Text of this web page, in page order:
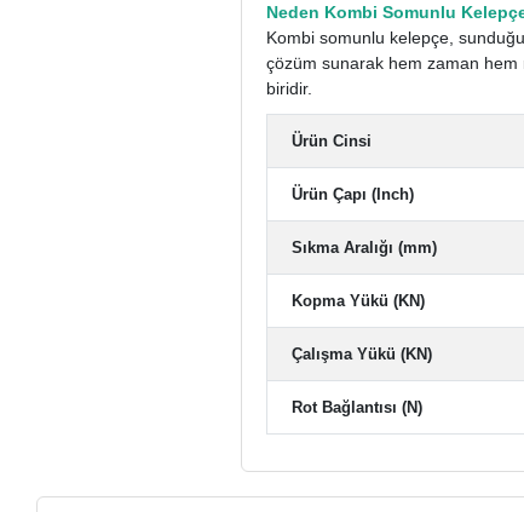
Neden Kombi Somunlu
Kombi somunlu kelepçe,
çözüm sunarak hem zaman hem
biridir.
Ürün Cinsi
Ürün Çapı (Inch)
Sıkma Aralığı (mm)
Kopma Yükü (KN)
Çalışma Yükü (KN)
Rot Bağlantısı (N)